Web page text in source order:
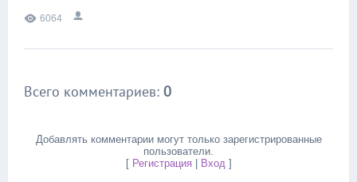
6064
Всего комментариев: 0
Добавлять комментарии могут только зарегистрированные
пользователи.
[ Регистрация| Вход]